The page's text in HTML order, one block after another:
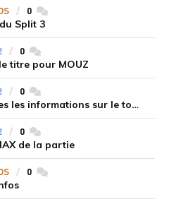
0commentaires
Split 3
0commentaires
titre pour MOUZ
0commentaires
BLAST Open Porto : toutes les informations sur le tournoi
0commentaires
de la partie
0commentaires